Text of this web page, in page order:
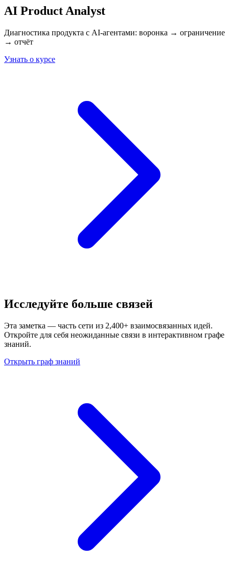
AI Product Analyst
Диагностика продукта с AI-агентами: воронка → ограничение
→ отчёт
Узнать о курсе
Исследуйте больше связей
Эта заметка — часть сети из 2,400+ взаимосвязанных идей.
Откройте для себя неожиданные связи в интерактивном графе
знаний.
Открыть граф знаний